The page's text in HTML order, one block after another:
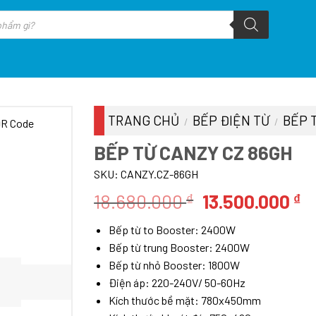
TRANG CHỦ / BẾP ĐIỆN TỪ / BẾP
BẾP TỪ CANZY CZ 86GH
SKU: CANZY.CZ-86GH
18.680.000₫ Giá
là:
18.680.000 ₫.
13.500.000 ₫Giá
Bếp từ to Booster: 2400W
Bếp từ trung Booster: 2400W
Bếp từ nhỏ Booster: 1800W
Điện áp: 220-240V/ 50-60Hz
Kích thước bề mặt: 780x450mm